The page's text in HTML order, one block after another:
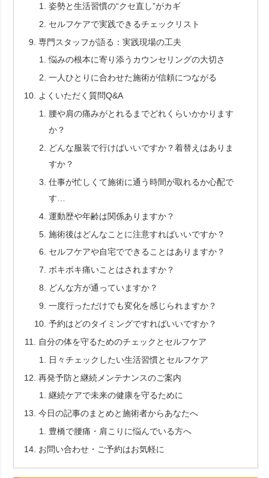
姿勢と生活習慣の“クセ直し”がカギ
セルフケアで実践できるチェックリスト
専門スタッフが語る：実践現場の工夫
悩みの根本に寄り添うカウンセリングの大切さ
一人ひとりに合わせた施術が信頼につながる
よくいただく質問Q&A
腰や肩の痛みがとれるまでどれくらいかかります
か？
どんな服装で行けばいいですか？着替えはありま
すか？
仕事が忙しくて施術に通う時間が取れるか心配で
す…
運動歴や年齢は関係ありますか？
施術後はどんなことに注意すればいいですか？
セルフケアや自宅でできることはありますか？
ボキボキ痛いことはされますか？
どんな方が通っていますか？
一度行っただけでも変化を感じられますか？
予約はどのタイミングですればいいですか？
自分の体を守るためのチェックとセルフケア
日々チェックしたい生活習慣とセルフケア
再発予防と継続メンテナンスのご案内
継続ケアで未来の健康を守るために
今日の記事のまとめと施術者からあなたへ
豊橋で腰痛・肩こりに悩んでいる方へ
お問い合わせ・ご予約はお気軽に